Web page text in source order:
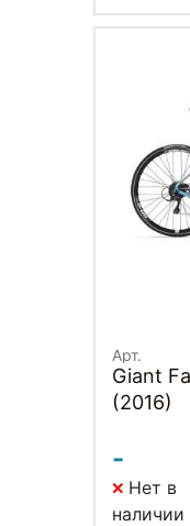
Арт.
Giant
(2016)
-
Нет в
наличии